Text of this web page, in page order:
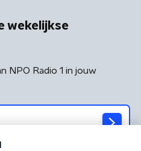
wekelijkse
NPO Radio 1 in jouw